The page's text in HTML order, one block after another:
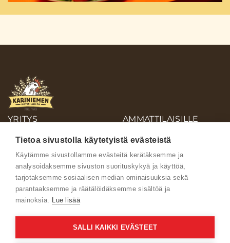
YRITYS
AMMATTILAISILLE
AINEISTOPANKKI
Ota yhteyttä
Tietoa sivustolla käytetyistä evästeistä
Käytämme sivustollamme evästeitä kerätäksemme ja
analysoidaksemme sivuston suorituskykyä ja käyttöä,
tarjotaksemme sosiaalisen median ominaisuuksia sekä
parantaaksemme ja räätälöidäksemme sisältöä ja
mainoksia. Lue lisää
SALLI KAIKKI EVÄSTEET